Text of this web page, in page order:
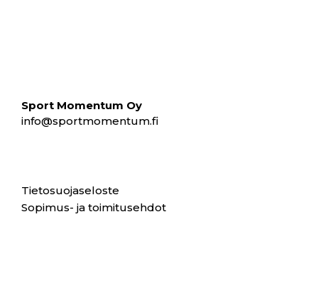
Sport Momentum Oy
info@sportmomentum.fi
Tietosuojaseloste
Sopimus- ja toimitusehdot